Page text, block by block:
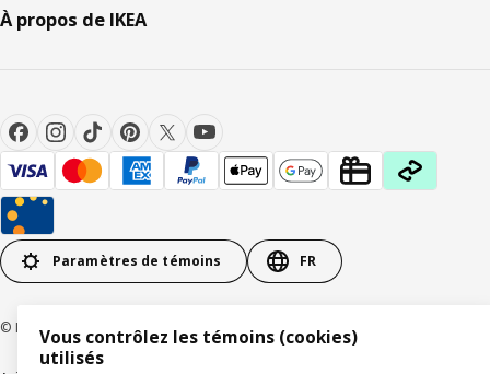
À propos de IKEA
Paramètres de témoins FR
© Inter IKEA Systems B.V 1999-2026
Vous contrôlez les témoins (cookies)
utilisés